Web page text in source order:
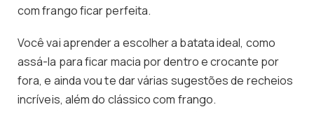
com frango ficar perfeita.
Você vai aprender a escolher a batata ideal, como
assá-la para ficar macia por dentro e crocante por
fora, e ainda vou te dar várias sugestões de recheios
incríveis, além do clássico com frango.